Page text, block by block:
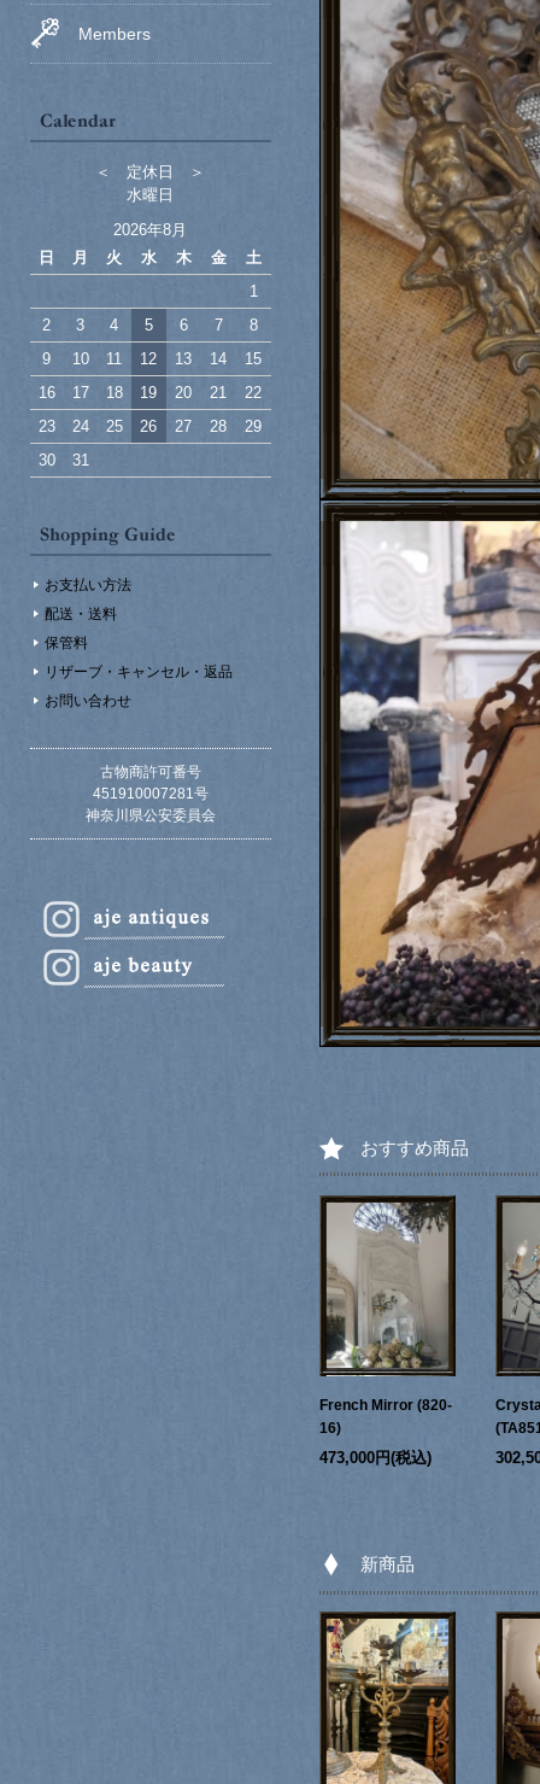
Members
＜ 定休日 ＞
水曜日
2026年8月
日
月 火 水 木 金
土
1
2
3 4 5 6 7
8
9
10 11 12 13 14
15
16
17 18 19 20 21
22
23
24 25 26 27 28
29
30
31
お支払い方法
配送・送料
保管料
リザーブ・キャンセル・返品
お問い合わせ
古物商許可番号
451910007281号
神奈川県公安委員会
おすすめ商品
French Mirror (820-
16)
473,000円(税込)
新商品